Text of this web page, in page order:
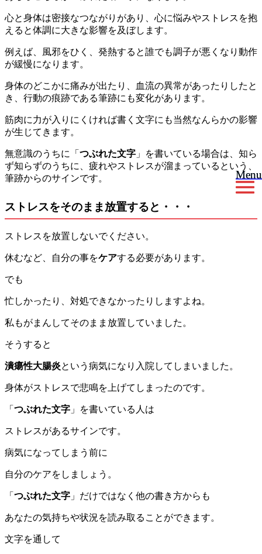
Menu
Menu
心と身体は密接なつながりがあり、心に悩みやストレスを抱
えると体調に大きな影響を及ぼします。
例えば、風邪をひく、発熱すると誰でも調子が悪くなり動作
が緩慢になります。
身体のどこかに痛みが出たり、血流の異常があったりしたと
き、行動の痕跡である筆跡にも変化があります。
筋肉に力が入りにくければ書く文字にも当然なんらかの影響
が生じてきます。
無意識のうちに「 つぶれた文字 」を書いている場合は、知ら
ず知らずのうちに、疲れやストレスが溜まっているという、
筆跡からのサインです。
ストレスをそのまま放置すると・・・
ストレスを放置しないでください。
休むなど、自分の事をケアする必要があります。
でも
忙しかったり、対処できなかったりしますよね。
私もがまんしてそのまま放置していました。
そうすると
潰瘍性大腸炎という病気になり入院してしまいました。
身体がストレスで悲鳴を上げてしまったのです。
「 つぶれた文字 」を書いている人は
ストレスがあるサインです。
病気になってしまう前に
自分のケアをしましょう。
「 つぶれた文字 」だけではなく他の書き方からも
あなたの気持ちや状況を読み取ることができます。
文字を通して